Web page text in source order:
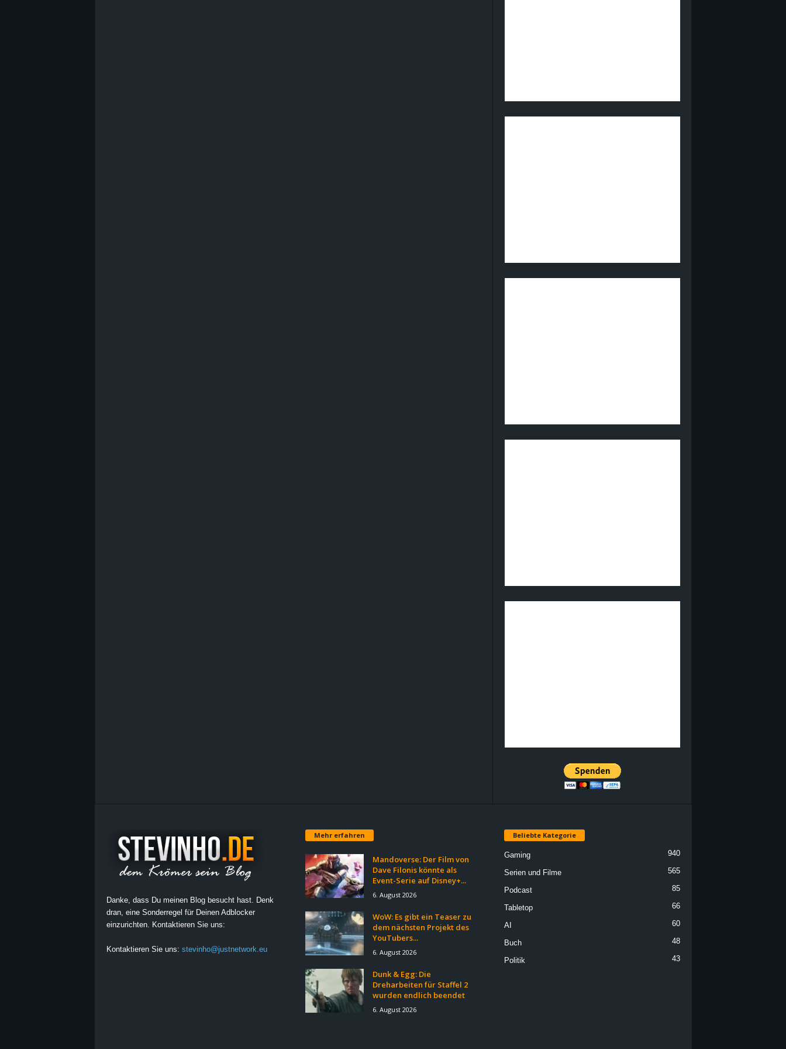
Danke, dass Du meinen Blog besucht hast. Denk
dran, eine Sonderregel für Deinen Adblocker
einzurichten. Kontaktieren Sie uns:
Kontaktieren Sie uns: stevinho@justnetwork.eu
Mehr erfahren
Mandoverse: Der Film von
Dave Filonis könnte als
Event-Serie auf Disney+...
6. August 2026
WoW: Es gibt ein Teaser zu
dem nächsten Projekt des
YouTubers...
6. August 2026
Dunk & Egg: Die
Dreharbeiten für Staffel 2
wurden endlich beendet
6. August 2026
Beliebte Kategorie
Gaming 940
Serien und Filme 565
Podcast 85
Tabletop 66
AI 60
Buch 48
Politik 43